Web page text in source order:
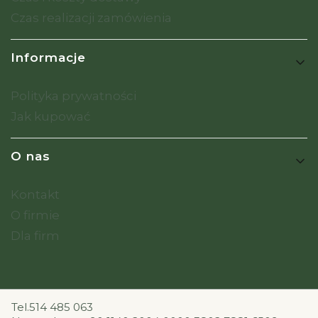
Czas realizacji zamówienia
Informacje
Polityka prywatności
Jak kupować
O nas
Kontakt
O firmie
Dla firm
Tel.514 485 063